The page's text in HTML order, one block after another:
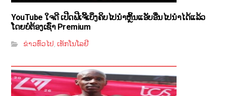
YouTube ໃຈດີ ເປີດຟີເຈີ້ເບິ່ງຄິບໄປນຳຫຼິ້ນແອັບອື່ນໄປນຳໄດ້ແລ້ວ
ໂດຍບໍ່ຕ້ອງເຊົ່າ Premium
ຂ່າວທົ່ວໄປ,ເທັກໂນໂລຢີ